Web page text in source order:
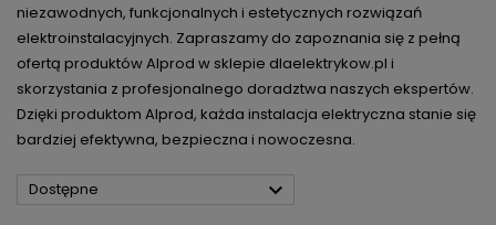
niezawodnych, funkcjonalnych i estetycznych rozwiązań
elektroinstalacyjnych. Zapraszamy do zapoznania się z pełną
ofertą produktów Alprod w sklepie dlaelektrykow.pl i
skorzystania z profesjonalnego doradztwa naszych ekspertów.
Dzięki produktom Alprod, każda instalacja elektryczna stanie się
bardziej efektywna, bezpieczna i nowoczesna.
Dostępne 